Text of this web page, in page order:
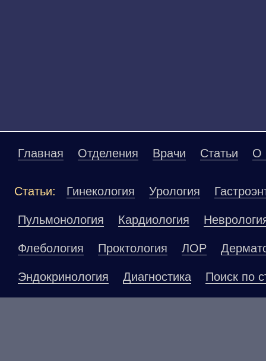
Главная Отделения Врачи Статьи О
Статьи: Гинекология Урология
Пульмонология Кардиология
Флебология Проктология ЛОР
Эндокринология Диагностика Поиск по